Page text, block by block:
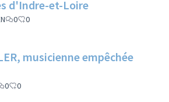
d'Indre-et-Loire
0 0
musicienne empêchée
0 0